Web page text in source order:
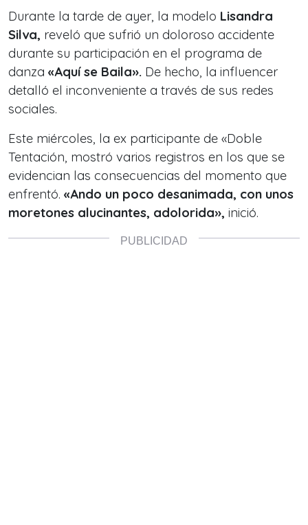
Durante la tarde de ayer, la modelo Lisandra
Silva, reveló que sufrió un doloroso accidente
durante su participación en el programa de
danza «Aquí se Baila». De hecho, la influencer
detalló el inconveniente a través de sus redes
sociales.
Este miércoles, la ex participante de «Doble
Tentación, mostró varios registros en los que se
evidencian las consecuencias del momento que
enfrentó. «Ando un poco desanimada, con unos
moretones alucinantes, adolorida», inició.